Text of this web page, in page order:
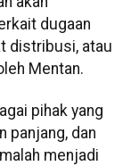
dugaan
distribusi, atau
Mentan.
pihak yang
panjang, dan
menjadi